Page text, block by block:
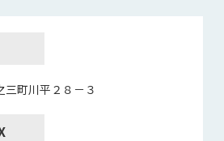
三町川平２８－３